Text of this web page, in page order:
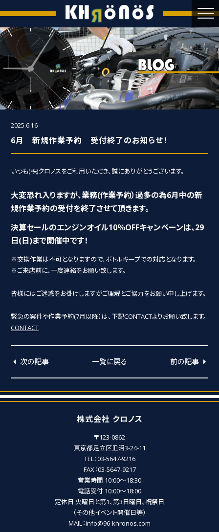
2025.6.16
6月 新規作業予約 受付終了のお知らせ！
いつも(株)クロノスをご利用いただき、誠にありがとうございます。
大変恐れ入りますが、業務(作業予約）過多の為6月中の新
規作業予約の受付を終了させて頂きます。
決算セールのエンジンオイル10％OFFキャンペーンは、29
日(日)まで開催中です！
※交換作業は不可となりますので、ボトルキープでの対応となります。
※ご来店前に、一度連絡をお願い致します。
皆様にはご迷惑をお掛けしますがご理解とご協力をお願い申し上げます。
緊急の案件や作業予約(7月以降）は、下記CONTACTよりお願い致します。
CONTACT
次の記事 一覧に戻る 前の記事
株式会社 クロノス
〒123-0862
東京都足立区皿沼3-24-11
TEL：03-5647-9216
FAX：03-5647-9217
営業時間 10:00～18:30
電話受付 10:00～18:00
定休日 火曜日と第1、第3日曜日、祝祭日
（その他イベント開催日等）
MAIL：info@96-khronos.com